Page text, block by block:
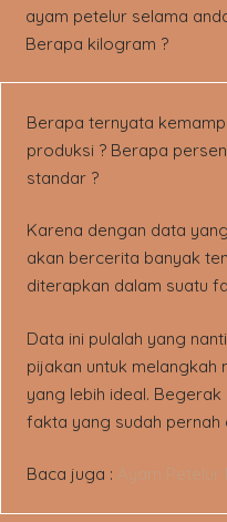
ayam petelur selama
Berapa kilogram ?
Berapa ternyata
produksi ? Berapa
standar ?
Karena dengan data
akan bercerita banyak
diterapkan dalam suatu
Data ini pulalah yang
pijakan untuk melangkah
yang lebih ideal.
fakta yang sudah pernah
Baca juga : Ayam Petelur